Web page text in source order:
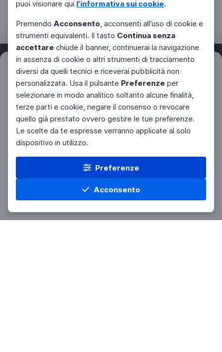
puoi visionare qui l'informativa sui cookie.
Premendo Acconsento, acconsenti all'uso di cookie e
strumenti equivalenti. Il tasto Continua senza
accettare chiude il banner, continuerai la navigazione
in assenza di cookie o altri strumenti di tracciamento
diversi da quelli tecnici e riceverai pubblicità non
personalizzata. Usa il pulsante Preferenze per
selezionare in modo analitico soltanto alcune finalità,
terze parti e cookie, negare il consenso o revocare
quello già prestato ovvero gestire le tue preferenze.
Le scelte da te espresse verranno applicate al solo
dispositivo in utilizzo.
Preferenze
Acconsento
Home Materie Cerca Menu
Filtri Azzera
Facebook Twitter Instagram